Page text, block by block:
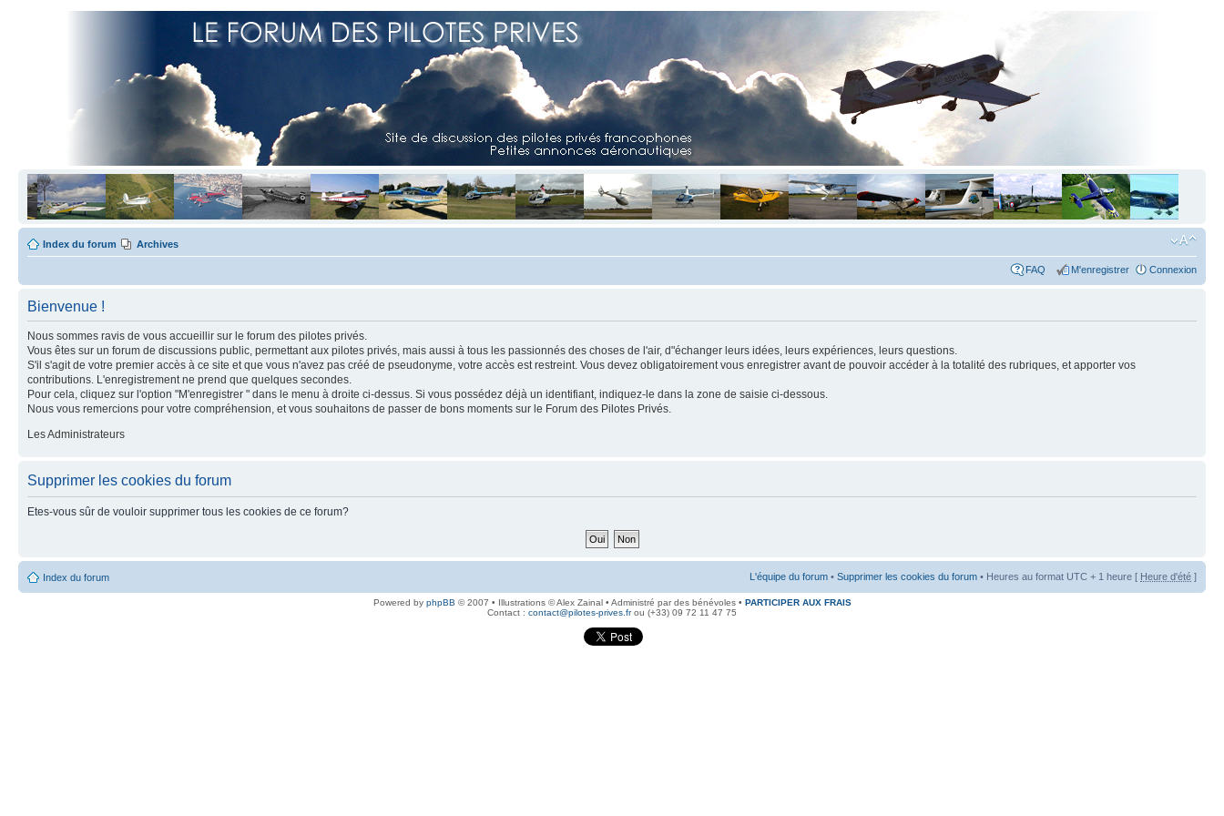
Index du forum Archives
FAQ M'enregistrer Connexion
Bienvenue !
Nous sommes ravis de vous accueillir sur le forum des pilotes privés.
Vous êtes sur un forum de discussions public, permettant aux pilotes privés, mais aussi à tous les passionnés des choses de l'air, d"échanger leurs idées, leurs expériences, leurs questions.
S'il s'agit de votre premier accès à ce site et que vous n'avez pas créé de pseudonyme, votre accès est restreint. Vous devez obligatoirement vous enregistrer avant de pouvoir accéder à la totalité des rubriques, et apporter vos
contributions. L'enregistrement ne prend que quelques secondes.
Pour cela, cliquez sur l'option "M'enregistrer " dans le menu à droite ci-dessus. Si vous possédez déjà un identifiant, indiquez-le dans la zone de saisie ci-dessous.
Nous vous remercions pour votre compréhension, et vous souhaitons de passer de bons moments sur le Forum des Pilotes Privés.
Les Administrateurs
Supprimer les cookies du forum
Etes-vous sûr de vouloir supprimer tous les cookies de ce forum?
Index du forum L'équipe du forum • Supprimer les cookies du forum • Heures au format UTC + 1 heure [ Heure d'été ]
Powered by phpBB © 2007 • Illustrations © Alex Zainal • Administré par des bénévoles • PARTICIPER AUX FRAIS
Contact : contact@pilotes-prives.frou (+33) 09 72 11 47 75